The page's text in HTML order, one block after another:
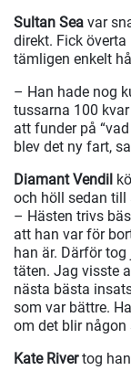
Sultan Sea var
direkt. Fick
tämligen enkelt
– Han hade nog
tussarna 100
att funder på
blev det ny fart, sa
Diamant Vendil
och höll sedan till
– Hästen trivs
att han var för
han är. Därför
täten. Jag visste
nästa bästa
som var bättre.
om det blir någon
Kate Rivertog